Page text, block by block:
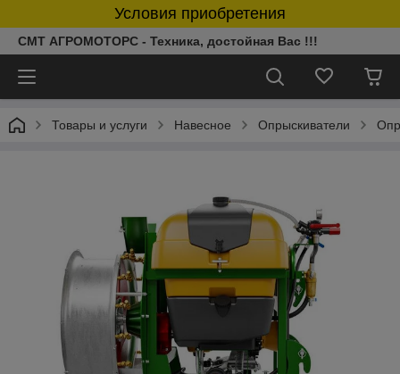
Условия приобретения
СМТ АГРОМОТОРС - Техника, достойная Вас !!!
Товары и услуги Навесное Опрыскиватели